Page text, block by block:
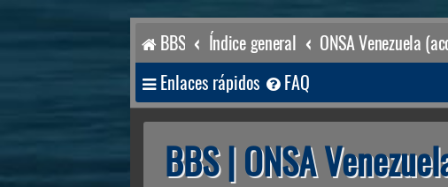
BBS Índice general ONSA Venezuela
Enlaces rápidos FAQ
BBS | ONSA